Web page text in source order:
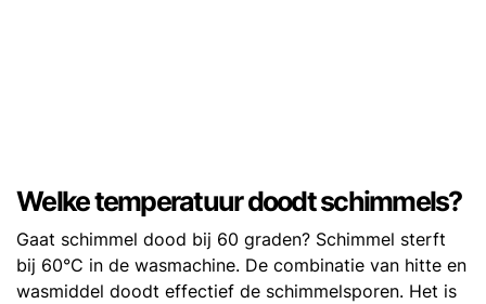
Welke temperatuur doodt schimmels?
Gaat schimmel dood bij 60 graden? Schimmel sterft
bij 60°C in de wasmachine. De combinatie van hitte en
wasmiddel doodt effectief de schimmelsporen. Het is